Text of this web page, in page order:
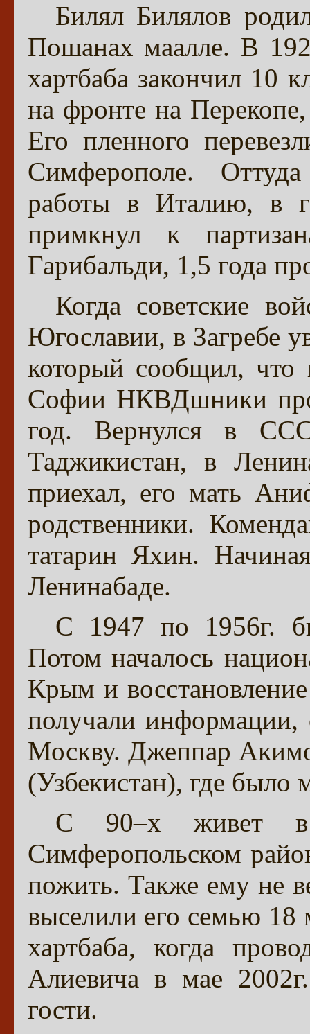
Билял Билялов
Пошанах маалле. В
хартбаба закончил 10
на фронте на
Его пленного
Симферополе.
работы в Италию, в
примкнул к
Гарибальди, 1,5 года
Когда советские
Югославии, в Загребе
который сообщил,
Софии НКВДшники
год. Вернулся в
Таджикистан, в
приехал, его мать
родственники.
татарин Яхин.
Ленинабаде.
С 1947 по 1956г.
Потом началось
Крым и
получали информации,
Москву. Джеппар
(Узбекистан), где было
С 90–х живет в
Симферопольском
пожить. Также ему не
выселили его семью 18
хартбаба, когда
Алиевича в мае
гости.